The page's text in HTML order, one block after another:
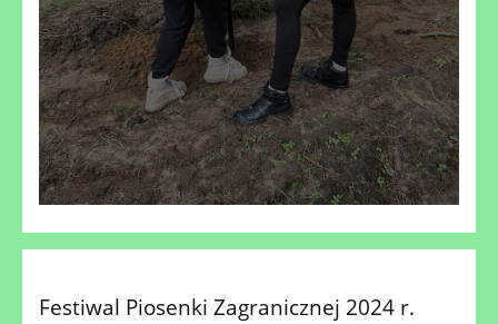
Festiwal Piosenki Zagranicznej 2024 r.